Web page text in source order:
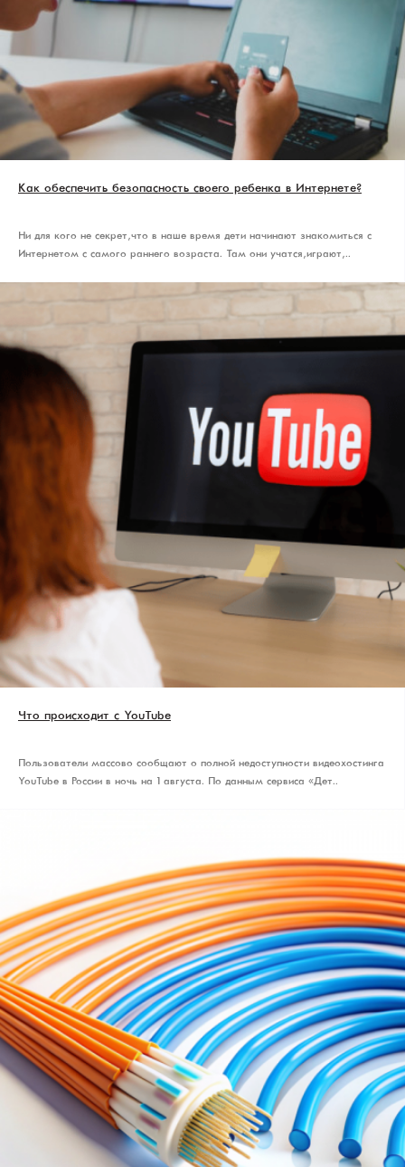
Как обеспечить безопасность своего ребенка в Интернете?
Ни для кого не секрет, что в наше время дети начинают знакомиться с
Интернетом с самого раннего возраста. Там они учатся, играют, ..
Что происходит с YouTube
Пользователи массово сообщают о полной недоступности видеохостинга
YouTube в России в ночь на 1 августа. По данным сервиса «Дет..